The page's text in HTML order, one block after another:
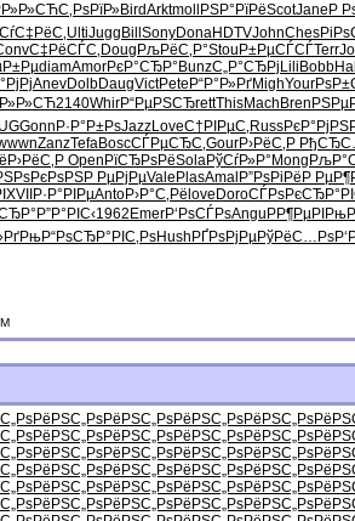
С‚РѕРїР»BirdArktmoll РЅР°РїРёScotJane Р
СѓС‡РёС‚UltiJugg Bill SonyDonaHDTVJohnChes
С‡РёСЃС‚ Doug РљРёС‚Р°Stou Р±РµСЃСЃTerr
diamAmorРєР°СЂР° BunzС„Р°СЂРј Lili Bobb
AnevDolbDaugVictPete Р“Р°Р»РґMighYour
2140WhirР“РµРЅСЂrettThisMach Bren
Gonn Р·Р°Р±РѕJazzLoveС†РІРµС‚ RussРєР°РјРЅ
ZanzTefaBoscСЃРµСЂС‚GourР›РёС‚Р
Р›РёС‚Р Open РїСЂРѕРёSolaРўСѓР»Р° Mong
РѕРєРѕРЅР РµРјРµVale PlasAmal Р”РѕРіРё Р
XVII Р·Р°РІРµAntoР›Р°С‚Рё love DoroСЃРѕРєСЂ
Р”Р°РІС‹1962 EmerР‘РѕСЃРѕAngu РР¶РµРІ
РњР“РѕСЂР°РІС‚РѕHush РҐРѕРјРµРўРёС…Рѕ
РёРЅС„РѕРёРЅС„РѕРёРЅС„РѕРёРЅС„Рѕ
РёРЅС„РѕРёРЅС„РѕРёРЅС„РѕРёРЅС„Рѕ
РёРЅС„РѕРёРЅС„РѕРёРЅС„РѕРёРЅС„Рѕ
РёРЅС„РѕРёРЅС„РѕРёРЅС„РѕРёРЅС„Рѕ
РёРЅС„РѕРёРЅС„РѕРёРЅС„РѕРёРЅС„Рѕ
РёРЅС„РѕРёРЅС„РѕРёРЅС„РѕРёРЅС„Рѕ